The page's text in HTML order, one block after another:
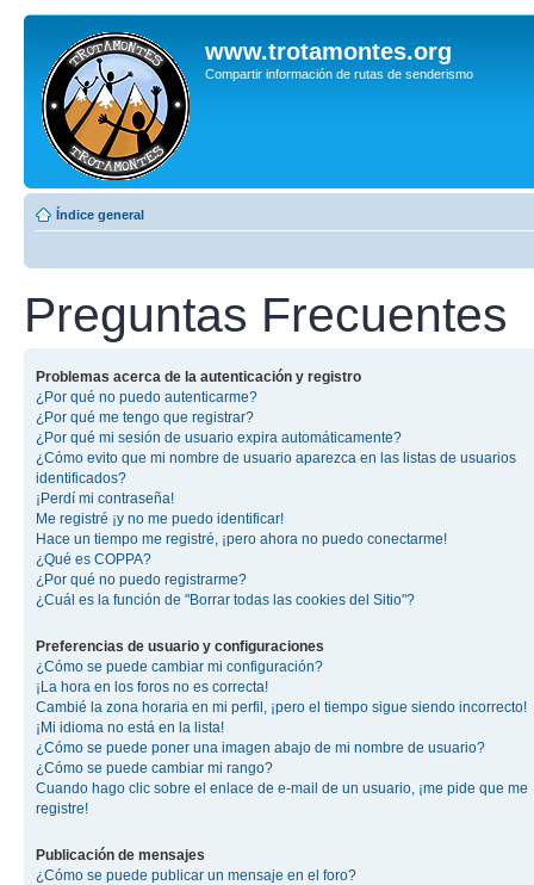
www.trotamontes.org
Compartir información de rutas de senderismo
Índice general
Preguntas Frecuentes
Problemas acerca de la autenticación y registro
¿Por qué no puedo autenticarme?
¿Por qué me tengo que registrar?
¿Por qué mi sesión de usuario expira automáticamente?
¿Cómo evito que mi nombre de usuario aparezca en las listas de usuarios
identificados?
¡Perdí mi contraseña!
Me registré ¡y no me puedo identificar!
Hace un tiempo me registré, ¡pero ahora no puedo conectarme!
¿Qué es COPPA?
¿Por qué no puedo registrarme?
¿Cuál es la función de "Borrar todas las cookies del Sitio"?
Preferencias de usuario y configuraciones
¿Cómo se puede cambiar mi configuración?
¡La hora en los foros no es correcta!
Cambié la zona horaria en mi perfil, ¡pero el tiempo sigue siendo incorrecto!
¡Mi idioma no está en la lista!
¿Cómo se puede poner una imagen abajo de mi nombre de usuario?
¿Cómo se puede cambiar mi rango?
Cuando hago clic sobre el enlace de e-mail de un usuario, ¡me pide que me
registre!
Publicación de mensajes
¿Cómo se puede publicar un mensaje en el foro?